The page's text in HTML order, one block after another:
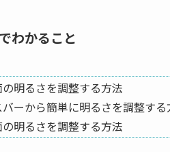
わかること
明るさを調整する方法
ーから簡単に明るさを調整する
明るさを調整する方法